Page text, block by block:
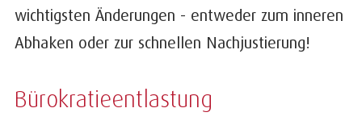
wichtigsten Änderungen - entweder zum inneren
Abhaken oder zur schnellen Nachjustierung!
Bürokratieentlastung